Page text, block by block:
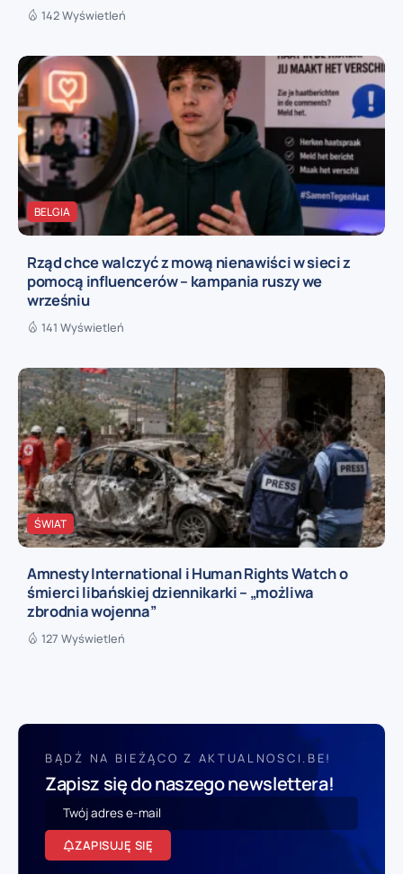
142 Wyświetleń
BELGIA
Rząd chce walczyć z mową nienawiści w sieci z
pomocą influencerów – kampania ruszy we
wrześniu
141 Wyświetleń
ŚWIAT
Amnesty International i Human Rights Watch o
śmierci libańskiej dziennikarki – „możliwa
zbrodnia wojenna”
127 Wyświetleń
BĄDŹ NA BIEŻĄCO Z AKTUALNOSCI.BE!
Zapisz się do naszego newslettera!
ZAPISUJĘ SIĘ